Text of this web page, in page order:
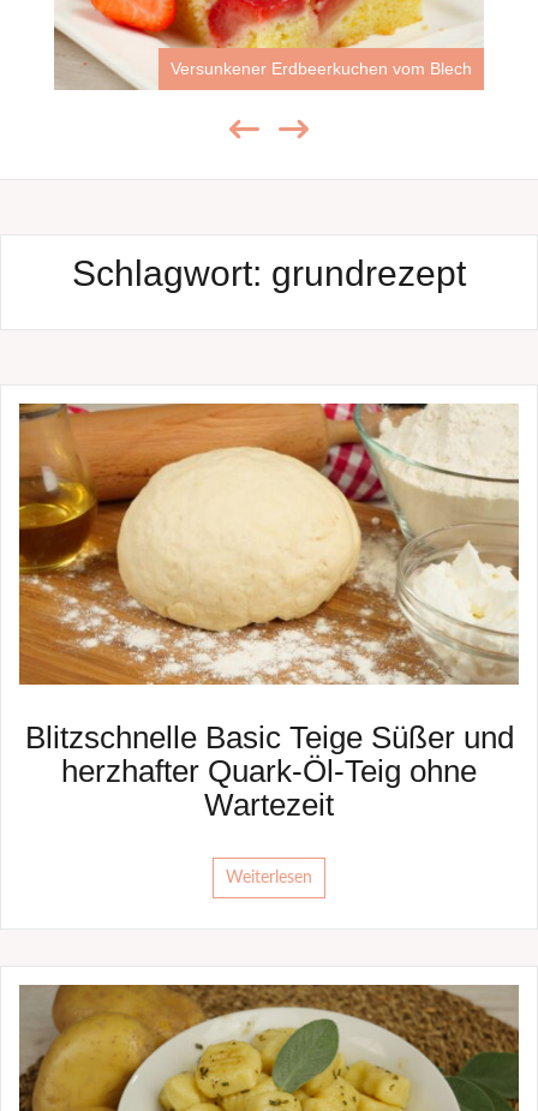
Versunkener Erdbeerkuchen vom Blech
Schlagwort: grundrezept
Blitzschnelle Basic Teige Süßer und
herzhafter Quark-Öl-Teig ohne
Wartezeit
Weiterlesen